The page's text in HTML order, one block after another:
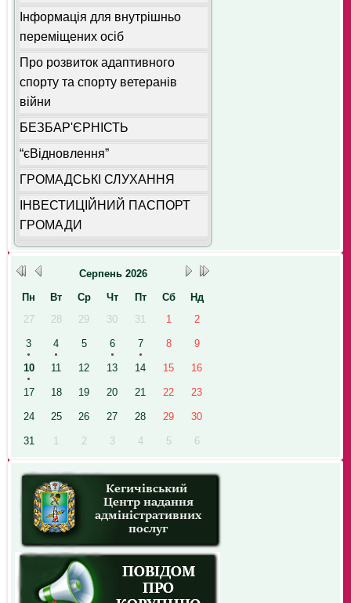
Інформація для внутрішньо
переміщених осіб
Про розвиток адаптивного
спорту та спорту ветеранів
війни
БЕЗБАР'ЄРНІСТЬ
“єВідновлення”
ГРОМАДСЬКІ СЛУХАННЯ
ІНВЕСТИЦІЙНИЙ ПАСПОРТ
ГРОМАДИ
Серпень 2026
Пн
Вт Ср Чт Пт Сб
Нд
27
28 29 30 31 1 2
3 4 5 6 7 8 9
10 11 12 13 14 15 16
17 18 19 20 21 22 23
24 25 26 27 28 29 30
31 1 2 3 4 5 6